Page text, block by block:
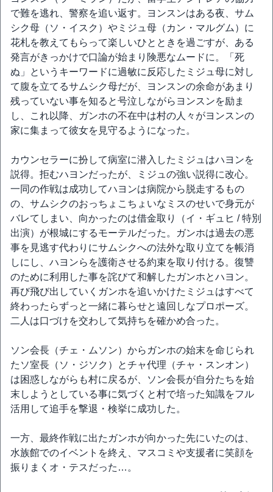
で難を逃れ、警察を追い返す。ヨンスンはある夜、サム
シク母（ソ・イスク）やミジュ母（カン・マルグム）に
花札を教えてもらって楽しいひとときを過ごすが、ある
発言がきっかけで口論が始まり険悪なムードに。「死
ぬ」というキーワードに過敏に反応したミジュ母に対し
て腹を立てるサムシク母だが、ヨンスンの余命があまり
残っていない事を知ると号泣しながらヨンスンを励ま
し、これ以降、ガンホの不在中は村の人々がヨンスンの
家に集まって彼女を見守るようになった。
カウンセラーに扮して病室に潜入したミジュはハヨンを
説得。拒むハヨンだったが、ミジュの強い説得に改心。
一同の作戦は成功してハヨンは病院から脱走するもの
の、サムシクのおっちょこちょいなミスのせいで身元が
バレてしまい、向かったのは借金取り（イ・ギュヒ / 特別
出演）が根城にするモーテルだった。ガンホは過去の悪
事を見逃す代わりにサムシクへの法外な取り立てを帳消
しにし、ハヨンらを護衛させる約束を取り付ける。復讐
のために利用した事を詫びて和解したガンホとハヨン。
再び飛び出していくガンホを追いかけたミジュはすべて
終わったらずっと一緒に暮らせと遠回しなプロポーズ。
二人は口づけを交わして気持ちを確かめ合った。
ソン会長（チェ・ムソン）からガンホの始末を命じられ
たソ室長（ソ・ジソク）とチャ代理（チャ・スンオン）
は困惑しながらも村に戻るが、ソン会長が自分たちを始
末しようとしている事に気づくと村で培った知識をフル
活用して追手を撃退・検挙に成功した。
一方、最終作戦に出たガンホが向かった先にいたのは、
水族館でのイベントを終え、マスコミや支援者に笑顔を
振りまくオ・テスだった…。